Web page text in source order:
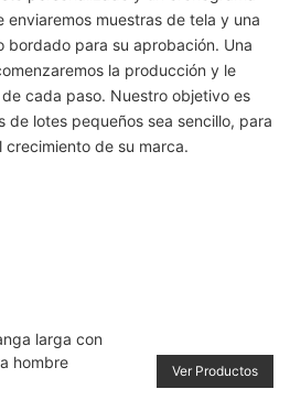
enviaremos muestras de tela y una
bordado para su aprobación. Una
la producción y le
cada paso. Nuestro objetivo es
de lotes pequeños sea sencillo, para
de su marca.
larga con
hombre
Ver Productos